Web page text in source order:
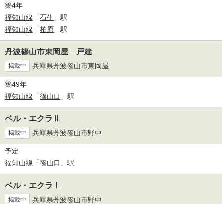
築4年
福知山線 「石生 」駅
福知山線 「柏原 」駅
丹波篠山市東岡屋 戸建
掲載中 兵庫県丹波篠山市東岡屋
築49年
福知山線 「篠山口 」駅
ベル・エクラⅡ
掲載中 兵庫県丹波篠山市野中
予定
福知山線 「篠山口 」駅
ベル・エクラⅠ
掲載中 兵庫県丹波篠山市野中